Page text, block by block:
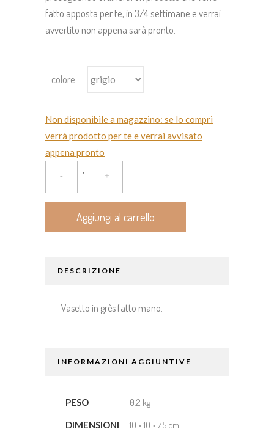
fatto apposta per te, in 3/4 settimane e verrai
avvertito non appena sarà pronto.
colore
Non disponibile a magazzino: se lo compri
verrà prodotto per te e verrai avvisato
appena pronto
Aggiungi al carrello
DESCRIZIONE
Vasetto in grès fatto mano.
INFORMAZIONI AGGIUNTIVE
PESO 0.2 kg
DIMENSIONI 10 × 10 × 7.5 cm